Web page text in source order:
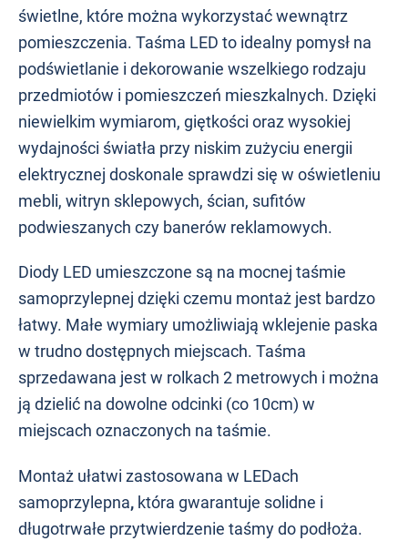
świetlne, które można wykorzystać wewnątrz
pomieszczenia. Taśma LED to idealny pomysł na
podświetlanie i dekorowanie wszelkiego rodzaju
przedmiotów i pomieszczeń mieszkalnych. Dzięki
niewielkim wymiarom, giętkości oraz wysokiej
wydajności światła przy niskim zużyciu energii
elektrycznej doskonale sprawdzi się w oświetleniu
mebli, witryn sklepowych, ścian, sufitów
podwieszanych czy banerów reklamowych.
Diody LED umieszczone są na mocnej taśmie
samoprzylepnej dzięki czemu montaż jest bardzo
łatwy. Małe wymiary umożliwiają wklejenie paska
w trudno dostępnych miejscach. Taśma
sprzedawana jest w rolkach 2 metrowych i można
ją dzielić na dowolne odcinki (co 10cm) w
miejscach oznaczonych na taśmie.
Montaż ułatwi zastosowana w LEDach
samoprzylepna, która gwarantuje solidne i
długotrwałe przytwierdzenie taśmy do podłoża.